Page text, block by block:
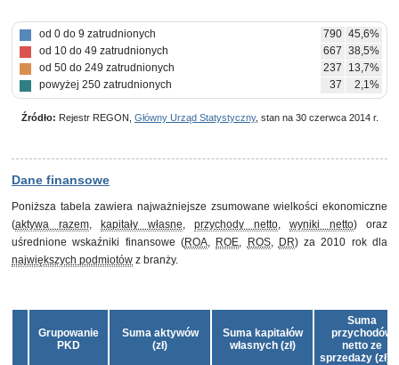
od 0 do 9 zatrudnionych 790 45,6%
od 10 do 49 zatrudnionych
667 38,5%
od 50 do 249 zatrudnionych
237
13,7%
powyżej 250 zatrudnionych
37 2,1%
Źródło: Rejestr REGON, Główny Urząd Statystyczny, stan na 30 czerwca 2014 r.
Dane finansowe
Poniższa tabela zawiera najważniejsze zsumowane wielkości ekonomiczne
(aktywa razem, kapitały własne, przychody netto, wyniki netto) oraz
uśrednione wskaźniki finansowe (ROA, ROE, ROS, DR) za 2010 rok dla
największych podmiotów z branży.
Grupowanie
PKD
Suma aktywów
(zł)
Suma kapitałów
własnych (zł)
Suma
przychodów
netto ze
sprzedaży (zł)